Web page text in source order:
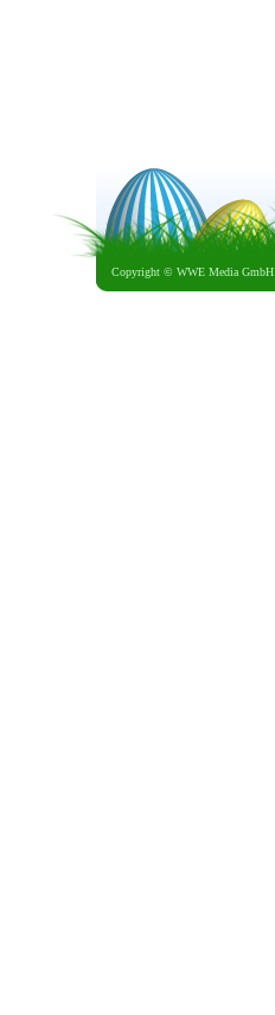
Copyright © WWE Media GmbH